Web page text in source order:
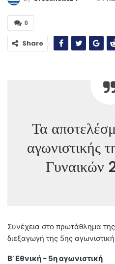
0
Share
Τα
αγωνιστικής
Συνέχεια στο πρωτάθλημα
διεξαγωγή της 5ης
Β’ Εθνική – 5η αγωνιστική